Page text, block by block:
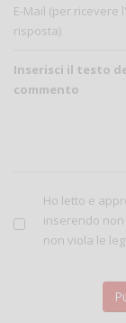
E-Mail (per ricevere
risposta)
Inserisci il testo
commento
Ho letto e
inserendo
non viola le